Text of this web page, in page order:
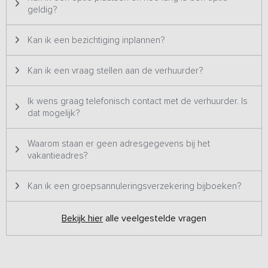
geldig?
Kan ik een bezichtiging inplannen?
Kan ik een vraag stellen aan de verhuurder?
Ik wens graag telefonisch contact met de verhuurder. Is
dat mogelijk?
Waarom staan er geen adresgegevens bij het
vakantieadres?
Kan ik een groepsannuleringsverzekering bijboeken?
Bekijk hier alle veelgestelde vragen